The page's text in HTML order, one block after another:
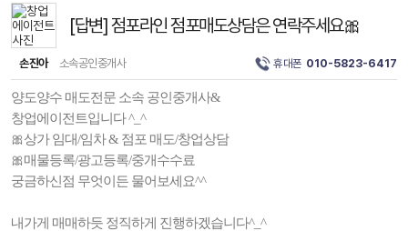
[답변] 점포라인 점포매도상담은 연락주세요🎀
손진아 소속공인중개사 휴대폰 010-5823-6417
양도양수 매도전문 소속 공인중개사&
창업에이전트입니다 ^_^
🎀상가 임대/임차 & 점포 매도/창업상담
🎀매물등록/광고등록/중개수수료
궁금하신점 무엇이든 물어보세요^^
내가게 매매하듯 정직하게 진행하겠습니다^_^